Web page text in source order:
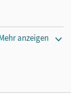
anzeigen